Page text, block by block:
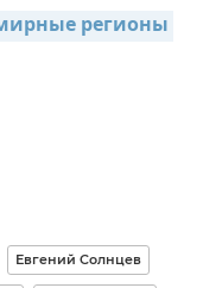
регионы
Евгений Солнцев